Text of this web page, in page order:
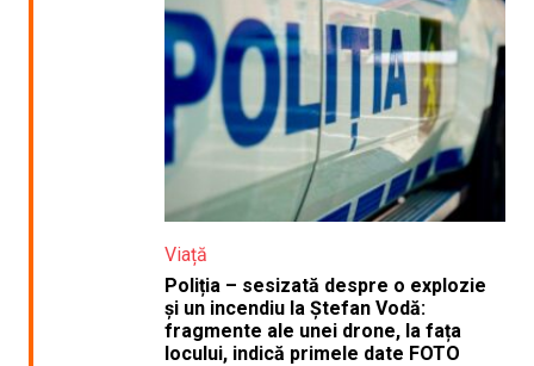
Viață
Poliția – sesizată despre o explozie
și un incendiu la Ștefan Vodă:
fragmente ale unei drone, la fața
locului, indică primele date FOTO